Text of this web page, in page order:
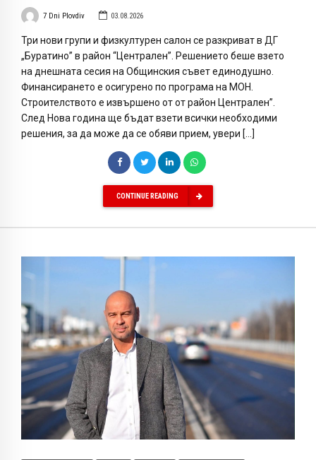
7 Dni Plovdiv 03.08.2026
Три нови групи и физкултурен салон се разкриват в ДГ
„Буратино” в район “Централен”. Решението беше взето
на днешната сесия на Общинския съвет единодушно.
Финансирането е осигурено по програма на МОН.
Строителството е извършено от от район Централен”.
След Нова година ще бъдат взети всички необходими
решения, за да може да се обяви прием, увери […]
CONTINUE READING